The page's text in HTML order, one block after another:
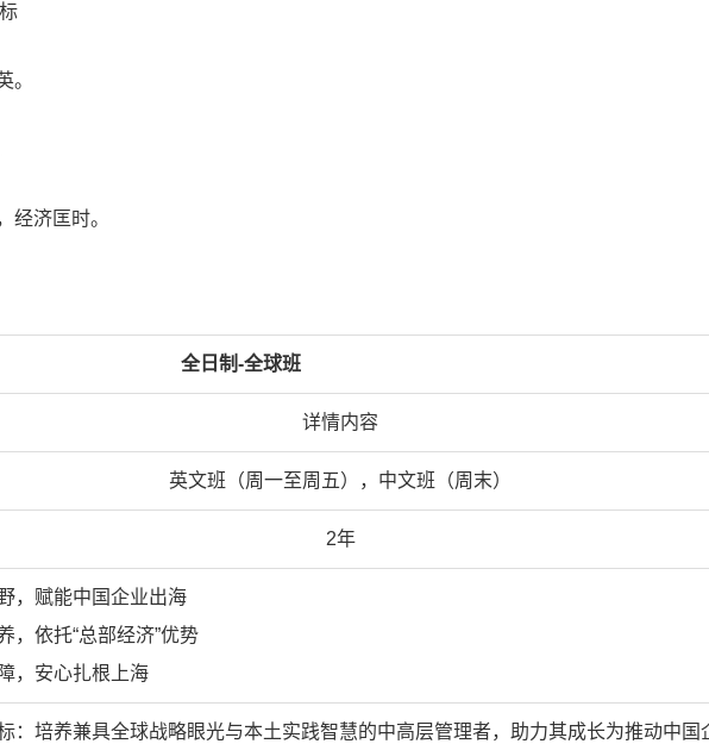
。
经济匡时。
全日制-全球班
详情内容
英文班（周一至周五），中文班（周末）
2年
，赋能中国企业出海
，依托“总部经济”优势
，安心扎根上海
：培养兼具全球战略眼光与本土实践智慧的中高层管理者，助力其成长为推动中国